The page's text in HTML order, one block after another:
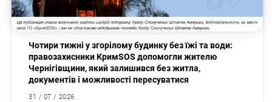
Чотири тижні у згорілому будинку без їжі та води:
правозахисники КримSOS допомогли жителю
Чернігівщини, який залишився без житла,
документів і можливості пересуватися
31 / 07 / 2026